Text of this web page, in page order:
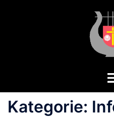
Kategorie: